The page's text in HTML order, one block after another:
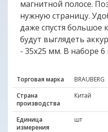
магнитной полосе.
нужную страницу.
даже спустя большое
будут выглядеть
- 35х25 мм. В наборе 6
Торговая марка
BRAUBERG
Страна
производства
Китай
Единица
измерения
шт